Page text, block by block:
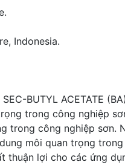
Indonesia.
SEC-BUTYL ACETATE
trong công nghiệp
trong công nghiệp
môi quan trọng
thuận lợi cho các ứng